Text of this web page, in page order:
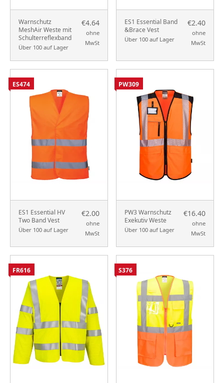
Warnschutz
MeshAir Weste mit
Schulterreflexband
Über 100 auf Lager
€4.64
ohne
MwSt
ES1 Essential Band
&Brace Vest
Über 100 auf Lager
€2.40
ohne
MwSt
ES1 Essential HV
Two Band Vest
Über 100 auf Lager
€2.00
ohne
MwSt
ES474
PW3 Warnschutz
Exekutiv Weste
Über 100 auf Lager
€16.40
ohne
MwSt
PW309
FR616 S376